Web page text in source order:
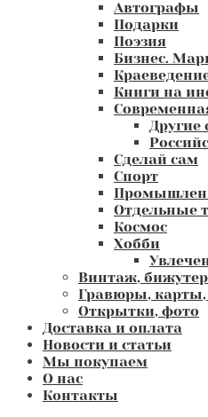
Автографы
Подарки
Поэзия
Бизнес.
Книги на
Другие
Сделай сам
Спорт
Отдельные
Космос
Хобби
Винтаж,
Гравюры, карты,
Открытки, фото
Доставка и оплата
Новости и статьи
Мы покупаем
О нас
Контакты